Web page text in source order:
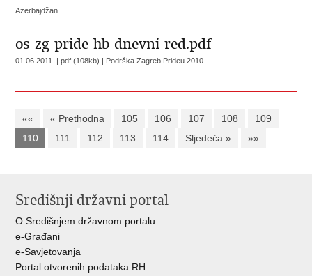
Azerbajdžan
os-zg-pride-hb-dnevni-red.pdf
01.06.2011. | pdf (108kb) | Podrška Zagreb Prideu 2010.
«« « Prethodna 105 106 107 108
109
110
111 112 113 114 Sljedeća » »»
Središnji državni portal
O Središnjem državnom portalu
e-Građani
e-Savjetovanja
Portal otvorenih podataka RH